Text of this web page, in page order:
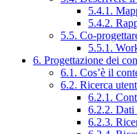
5.4.1.
5.4.2.
5.5. Co-
5.5.1.
6. Progettazione dei
6.1. Cos’è il
6.2. Ricerca
6.2.1.
6.2.2. Dati
6.2.3.